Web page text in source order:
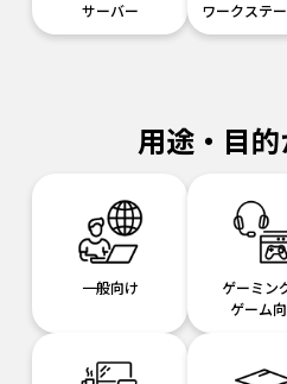
サーバー ワークステ
用途・目
一般向け
ゲーミン
ゲーム